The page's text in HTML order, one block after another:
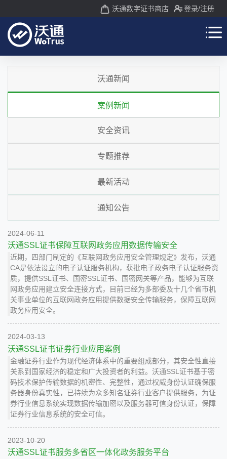
沃通数字证书商店 登录/注册
沃通新闻
案例新闻
安全资讯
专题推荐
最新活动
通知公告
2024-06-11
沃通SSL证书保障互联网政务应用数据传输安全
近期，四部门制定的《互联网政务应用安全管理规定》发布，沃通
CA是依法设立的电子认证服务机构，获批电子政务电子认证服务资
质，提供SSL证书、国密SSL证书、国密网关等产品，能够为互联
网政务应用建立安全连接方式，目前已经为多部委及十几个省市机
关事业单位的互联网政务应用提供数据安全传输服务，保障互联网
政务应用安全。
2024-03-13
沃通SSL证书证券行业应用案例
金融证券行业作为现代经济体系中的重要组成部分，其安全性直接
关系到国家经济的稳定和广大投资者的利益。沃通SSL证书基于密
码技术保护传输数据的机密性、完整性，通过权威身份认证确保服
务器身份真实性，已持续为众多知名证券行业客户提供服务，为证
券行业信息系统实现数据传输加密以及服务器可信身份认证，保障
证券行业信息系统的安全可信。
2023-10-20
沃通SSL证书服务多省区一体化政务服务平台